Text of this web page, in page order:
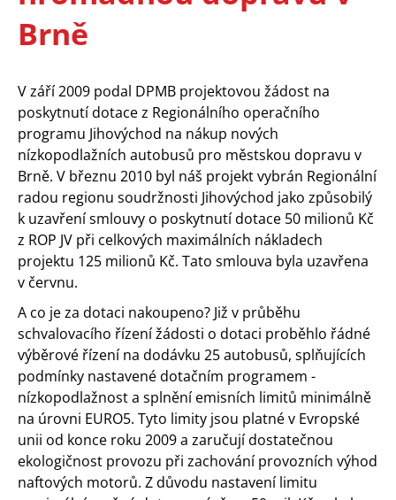
Brně
V září 2009 podal DPMB projektovou žádost na
poskytnutí dotace z Regionálního operačního
programu Jihovýchod na nákup nových
nízkopodlažních autobusů pro městskou dopravu v
Brně. V březnu 2010 byl náš projekt vybrán Regionální
radou regionu soudržnosti Jihovýchod jako způsobilý
k uzavření smlouvy o poskytnutí dotace 50 milionů Kč
z ROP JV při celkových maximálních nákladech
projektu 125 milionů Kč. Tato smlouva byla uzavřena
v červnu.
A co je za dotaci nakoupeno? Již v průběhu
schvalovacího řízení žádosti o dotaci proběhlo řádné
výběrové řízení na dodávku 25 autobusů, splňujících
podmínky nastavené dotačním programem -
nízkopodlažnost a splnění emisních limitů minimálně
na úrovni EURO5. Tyto limity jsou platné v Evropské
unii od konce roku 2009 a zaručují dostatečnou
ekologičnost provozu při zachování provozních výhod
naftových motorů. Z důvodu nastavení limitu